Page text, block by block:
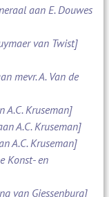
aan E. Douwes
van Twist]
mevr. A. Van de
A.C. Kruseman]
A.C. Kruseman]
A.C. Kruseman]
Konst- en
van Giessenburg]